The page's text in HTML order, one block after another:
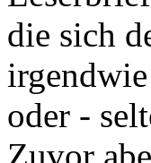
die sich
oder -